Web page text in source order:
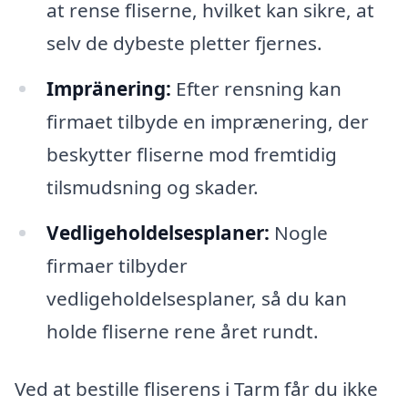
at rense fliserne, hvilket kan sikre, at
selv de dybeste pletter fjernes.
Impränering: Efter rensning kan
firmaet tilbyde en imprænering, der
beskytter fliserne mod fremtidig
tilsmudsning og skader.
Vedligeholdelsesplaner: Nogle
firmaer tilbyder
vedligeholdelsesplaner, så du kan
holde fliserne rene året rundt.
Ved at bestille fliserens i Tarm får du ikke